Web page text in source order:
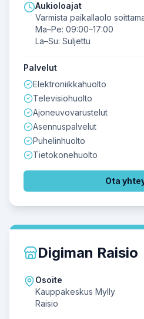
Aukioloajat
Varmista paikallaolo
Ma–Pe: 09:00–17:00
La–Su: Suljettu
Palvelut
Elektroniikkahuolto
Televisiohuolto
Ajoneuvovarustelut
Asennuspalvelut
Puhelinhuolto
Tietokonehuolto
Ota
Digiman Raisio
Osoite
Kauppakeskus Mylly
Raisio